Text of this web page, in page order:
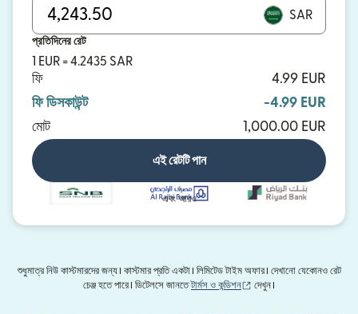
SAR
প্রতিদিনের রেট
1 EUR = 4.2435 SAR
ফি
4.99 EUR
ফি ডিসকাউন্ট
-4.99 EUR
মোট
1,000.00 EUR
এই রেটটি পান
এবং আরও
শুধুমাত্র নিউ কাস্টমারদের জন্য। কাস্টমার প্রতি একটা। লিমিটেড টাইম অফার। দেখানো যেকোনও রেট
চেঞ্জ হতে পারে। ডিটেলসে জানতেটার্মস ও কন্ডিশন (নতুন উইন্ডোতে খুলবে)
দেখুন।